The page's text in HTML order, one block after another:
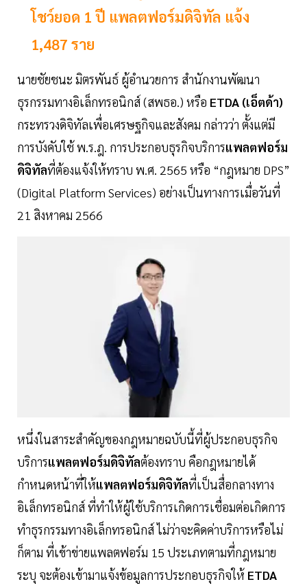
โชว์ยอด 1 ปี แพลตฟอร์มดิจิทัล แจ้ง
1,487 ราย
นายชัยชนะ มิตรพันธ์ ผู้อำนวยการ สำนักงานพัฒนา
ธุรกรรมทางอิเล็กทรอนิกส์ (สพธอ.) หรือ ETDA (เอ็ตด้า)
กระทรวงดิจิทัลเพื่อเศรษฐกิจและสังคม กล่าวว่า ตั้งแต่มี
การบังคับใช้ พ.ร.ฎ. การประกอบธุรกิจบริการแพลตฟอร์ม
ดิจิทัลที่ต้องแจ้งให้ทราบ พ.ศ. 2565 หรือ “กฎหมาย DPS”
(Digital Platform Services) อย่างเป็นทางการเมื่อวันที่
21 สิงหาคม 2566
หนึ่งในสาระสำคัญของกฎหมายฉบับนี้ที่ผู้ประกอบธุรกิจ
บริการแพลตฟอร์มดิจิทัลต้องทราบ คือกฎหมายได้
กำหนดหน้าที่ให้แพลตฟอร์มดิจิทัลที่เป็นสื่อกลางทาง
อิเล็กทรอนิกส์ ที่ทำให้ผู้ใช้บริการเกิดการเชื่อมต่อเกิดการ
ทำธุรกรรมทางอิเล็กทรอนิกส์ ไม่ว่าจะคิดค่าบริการหรือไม่
ก็ตาม ที่เข้าข่ายแพลตฟอร์ม 15 ประเภทตามที่กฎหมาย
ระบุ จะต้องเข้ามาแจ้งข้อมูลการประกอบธุรกิจให้ ETDA